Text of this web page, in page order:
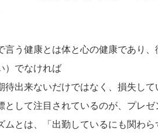
言う健康とは体と心の健康であり
）でなければ
待出来ないだけではなく、損失し
として注目されているのが、プレゼ
ムとは、「出勤しているにも関わ